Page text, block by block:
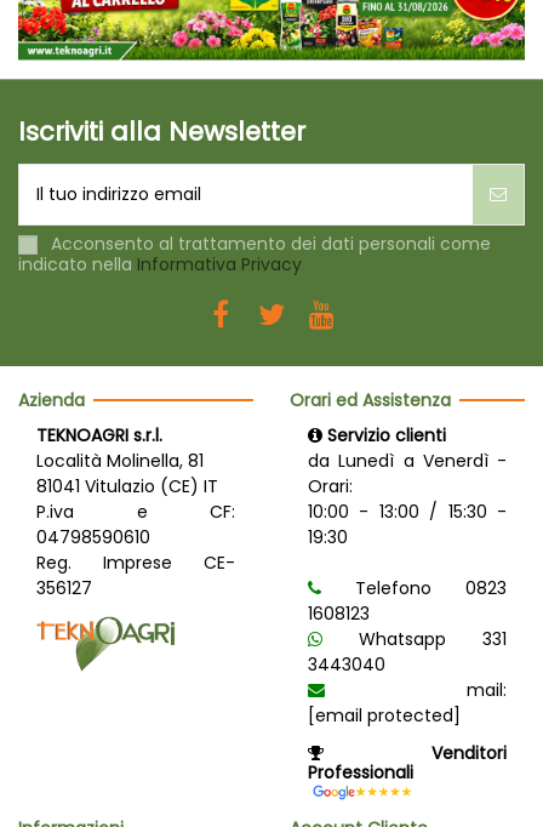
Iscriviti alla Newsletter
Acconsento al trattamento dei dati personali come
indicato nella Informativa Privacy
Azienda
TEKNOAGRI s.r.l.
Località Molinella, 81
81041 Vitulazio (CE) IT
P.iva e CF:
04798590610
Reg. Imprese CE-
356127
Orari ed Assistenza
Servizio clienti
da Lunedì a Venerdì -
Orari:
10:00 - 13:00 / 15:30 -
19:30
Telefono 0823
1608123
Whatsapp 331
3443040
mail:
[email protected]
Venditori
Professionali